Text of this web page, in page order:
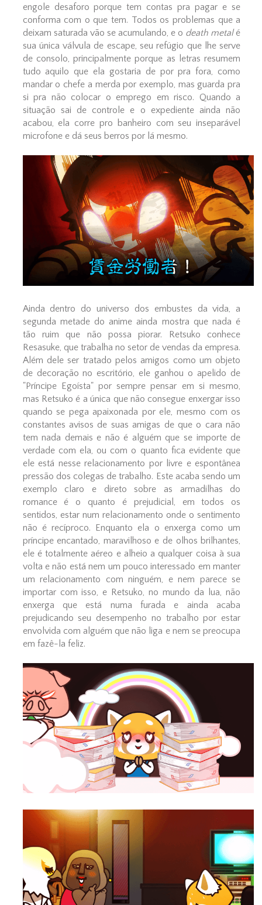
engole desaforo porque tem contas pra pagar e se
conforma com o que tem. Todos os problemas que a
deixam saturada vão se acumulando, e o death metalé
sua única válvula de escape, seu refúgio que lhe serve
de consolo, principalmente porque as letras resumem
tudo aquilo que ela gostaria de por pra fora, como
mandar o chefe a merda por exemplo, mas guarda pra
si pra não colocar o emprego em risco. Quando a
situação sai de controle e o expediente ainda não
acabou, ela corre pro banheiro com seu inseparável
microfone e dá seus berros por lá mesmo.
Ainda dentro do universo dos embustes da vida, a
segunda metade do anime ainda mostra que nada é
tão ruim que não possa piorar. Retsuko conhece
Resasuke, que trabalha no setor de vendas da empresa.
Além dele ser tratado pelos amigos como um objeto
de decoração no escritório, ele ganhou o apelido de
"Príncipe Egoísta" por sempre pensar em si mesmo,
mas Retsuko é a única que não consegue enxergar isso
quando se pega apaixonada por ele, mesmo com os
constantes avisos de suas amigas de que o cara não
tem nada demais e não é alguém que se importe de
verdade com ela, ou com o quanto fica evidente que
ele está nesse relacionamento por livre e espontânea
pressão dos colegas de trabalho. Este acaba sendo um
exemplo claro e direto sobre as armadilhas do
romance é o quanto é prejudicial, em todos os
sentidos, estar num relacionamento onde o sentimento
não é recíproco. Enquanto ela o enxerga como um
príncipe encantado, maravilhoso e de olhos brilhantes,
ele é totalmente aéreo e alheio a qualquer coisa à sua
volta e não está nem um pouco interessado em manter
um relacionamento com ninguém, e nem parece se
importar com isso, e Retsuko, no mundo da lua, não
enxerga que está numa furada e ainda acaba
prejudicando seu desempenho no trabalho por estar
envolvida com alguém que não liga e nem se preocupa
em fazê-la feliz.